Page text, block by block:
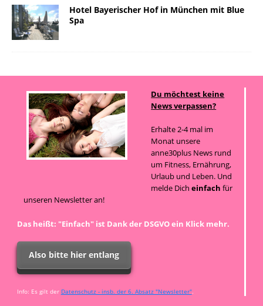
Hotel Bayerischer Hof in München mit Blue
Spa
Du möchtest keine
News verpassen?
Erhalte 2-4 mal im
Monat unsere
anne30plus News rund
um Fitness, Ernährung,
Urlaub und Leben. Und
melde Dicheinfach für
unseren Newsletter an!
Das heißt: "Einfach" ist Dank der DSGVO ein Klick mehr.
Also bitte hier entlang
Info: Es gilt der Datenschutz - insb. der 6. Absatz "Newsletter".